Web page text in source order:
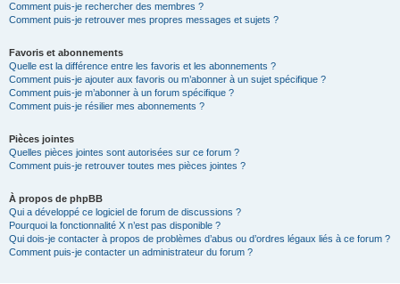
Comment puis-je rechercher des membres ?
Comment puis-je retrouver mes propres messages et sujets ?
Favoris et abonnements
Quelle est la différence entre les favoris et les abonnements ?
Comment puis-je ajouter aux favoris ou m’abonner à un sujet spécifique ?
Comment puis-je m’abonner à un forum spécifique ?
Comment puis-je résilier mes abonnements ?
Pièces jointes
Quelles pièces jointes sont autorisées sur ce forum ?
Comment puis-je retrouver toutes mes pièces jointes ?
À propos de phpBB
Qui a développé ce logiciel de forum de discussions ?
Pourquoi la fonctionnalité X n’est pas disponible ?
Qui dois-je contacter à propos de problèmes d’abus ou d’ordres légaux liés à ce forum ?
Comment puis-je contacter un administrateur du forum ?